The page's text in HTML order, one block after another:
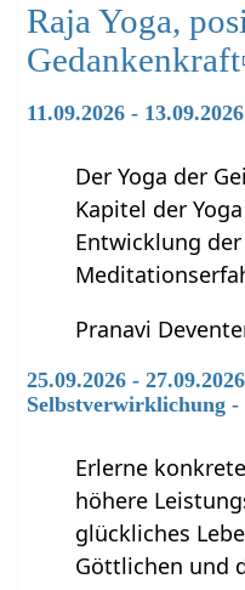
Raja Yoga,
Gedankenkraft
11.09.2026 -
Der Yoga der
Kapitel der
Entwicklung
Pranavi
25.09.2026 -
Selbstverwirklichung
Erlerne
höhere
glückliches
Göttlichen und